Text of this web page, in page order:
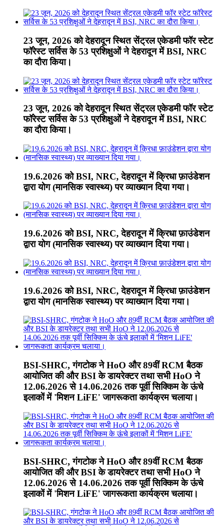
23 जून, 2026 को देहरादून स्थित सेंट्रल एकेडमी फॉर स्टेट
फॉरेस्ट सर्विस के 53 प्रशिक्षुओं ने देहरादून में BSI, NRC
का दौरा किया।
23 जून, 2026 को देहरादून स्थित सेंट्रल एकेडमी फॉर स्टेट
फॉरेस्ट सर्विस के 53 प्रशिक्षुओं ने देहरादून में BSI, NRC
का दौरा किया।
19.6.2026 को BSI, NRC, देहरादून में क्रिधा फ़ाउंडेशन
द्वारा योग (मानसिक स्वास्थ्य) पर व्याख्यान दिया गया।
19.6.2026 को BSI, NRC, देहरादून में क्रिधा फ़ाउंडेशन
द्वारा योग (मानसिक स्वास्थ्य) पर व्याख्यान दिया गया।
19.6.2026 को BSI, NRC, देहरादून में क्रिधा फ़ाउंडेशन
द्वारा योग (मानसिक स्वास्थ्य) पर व्याख्यान दिया गया।
BSI-SHRC, गंगटोक ने HoO और 89वीं RCM बैठक
आयोजित की और BSI के डायरेक्टर तथा सभी HoO ने
12.06.2026 से 14.06.2026 तक पूर्वी सिक्किम के ऊंचे
इलाकों में 'मिशन LiFE' जागरूकता कार्यक्रम चलाया।
BSI-SHRC, गंगटोक ने HoO और 89वीं RCM बैठक
आयोजित की और BSI के डायरेक्टर तथा सभी HoO ने
12.06.2026 से 14.06.2026 तक पूर्वी सिक्किम के ऊंचे
इलाकों में 'मिशन LiFE' जागरूकता कार्यक्रम चलाया।